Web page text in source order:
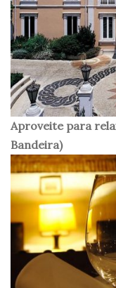
Aproveite para
Bandeira)